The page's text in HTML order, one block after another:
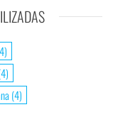
(4)